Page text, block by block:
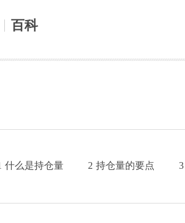
百科
什么是持仓量 2 持仓量的要点 3